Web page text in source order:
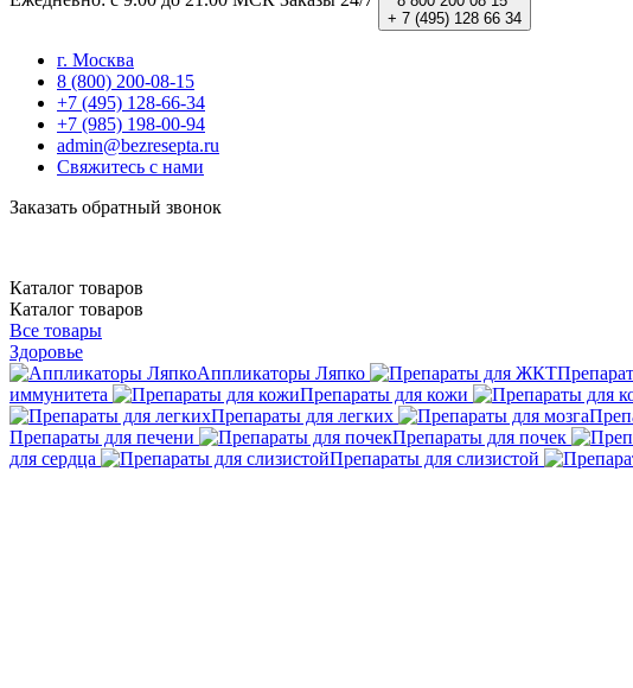
+ 7 (495) 128 66 34
г. Москва
8 (800) 200-08-15
+7 (495) 128-66-34
+7 (985) 198-00-94
admin@bezresepta.ru
Свяжитесь с нами
Заказать обратный звонок
Каталог товаров
Каталог товаров
Все товары
Здоровье
Аппликаторы Ляпко
иммунитета
Препараты для кожи
Препараты для легких
Препараты для печени
Препараты для почек
для сердца
Препараты для слизистой